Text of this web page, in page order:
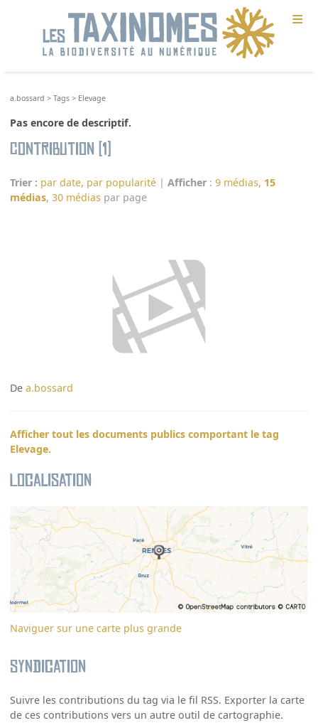
≡
a.bossard >Tags > Elevage
Pas encore de descriptif.
Contribution (1)
Trier : par date, par popularité |Afficher :9 médias, 15
médias,30 médias par page
Dea.bossard
Afficher tout les documents publics comportant le tag
Elevage.
Localisation
Naviguer sur une carte plus grande
Syndication
Suivre les contributions du tag via le fil RSS. Exporter la carte
de ces contributions vers un autre outil de cartographie.